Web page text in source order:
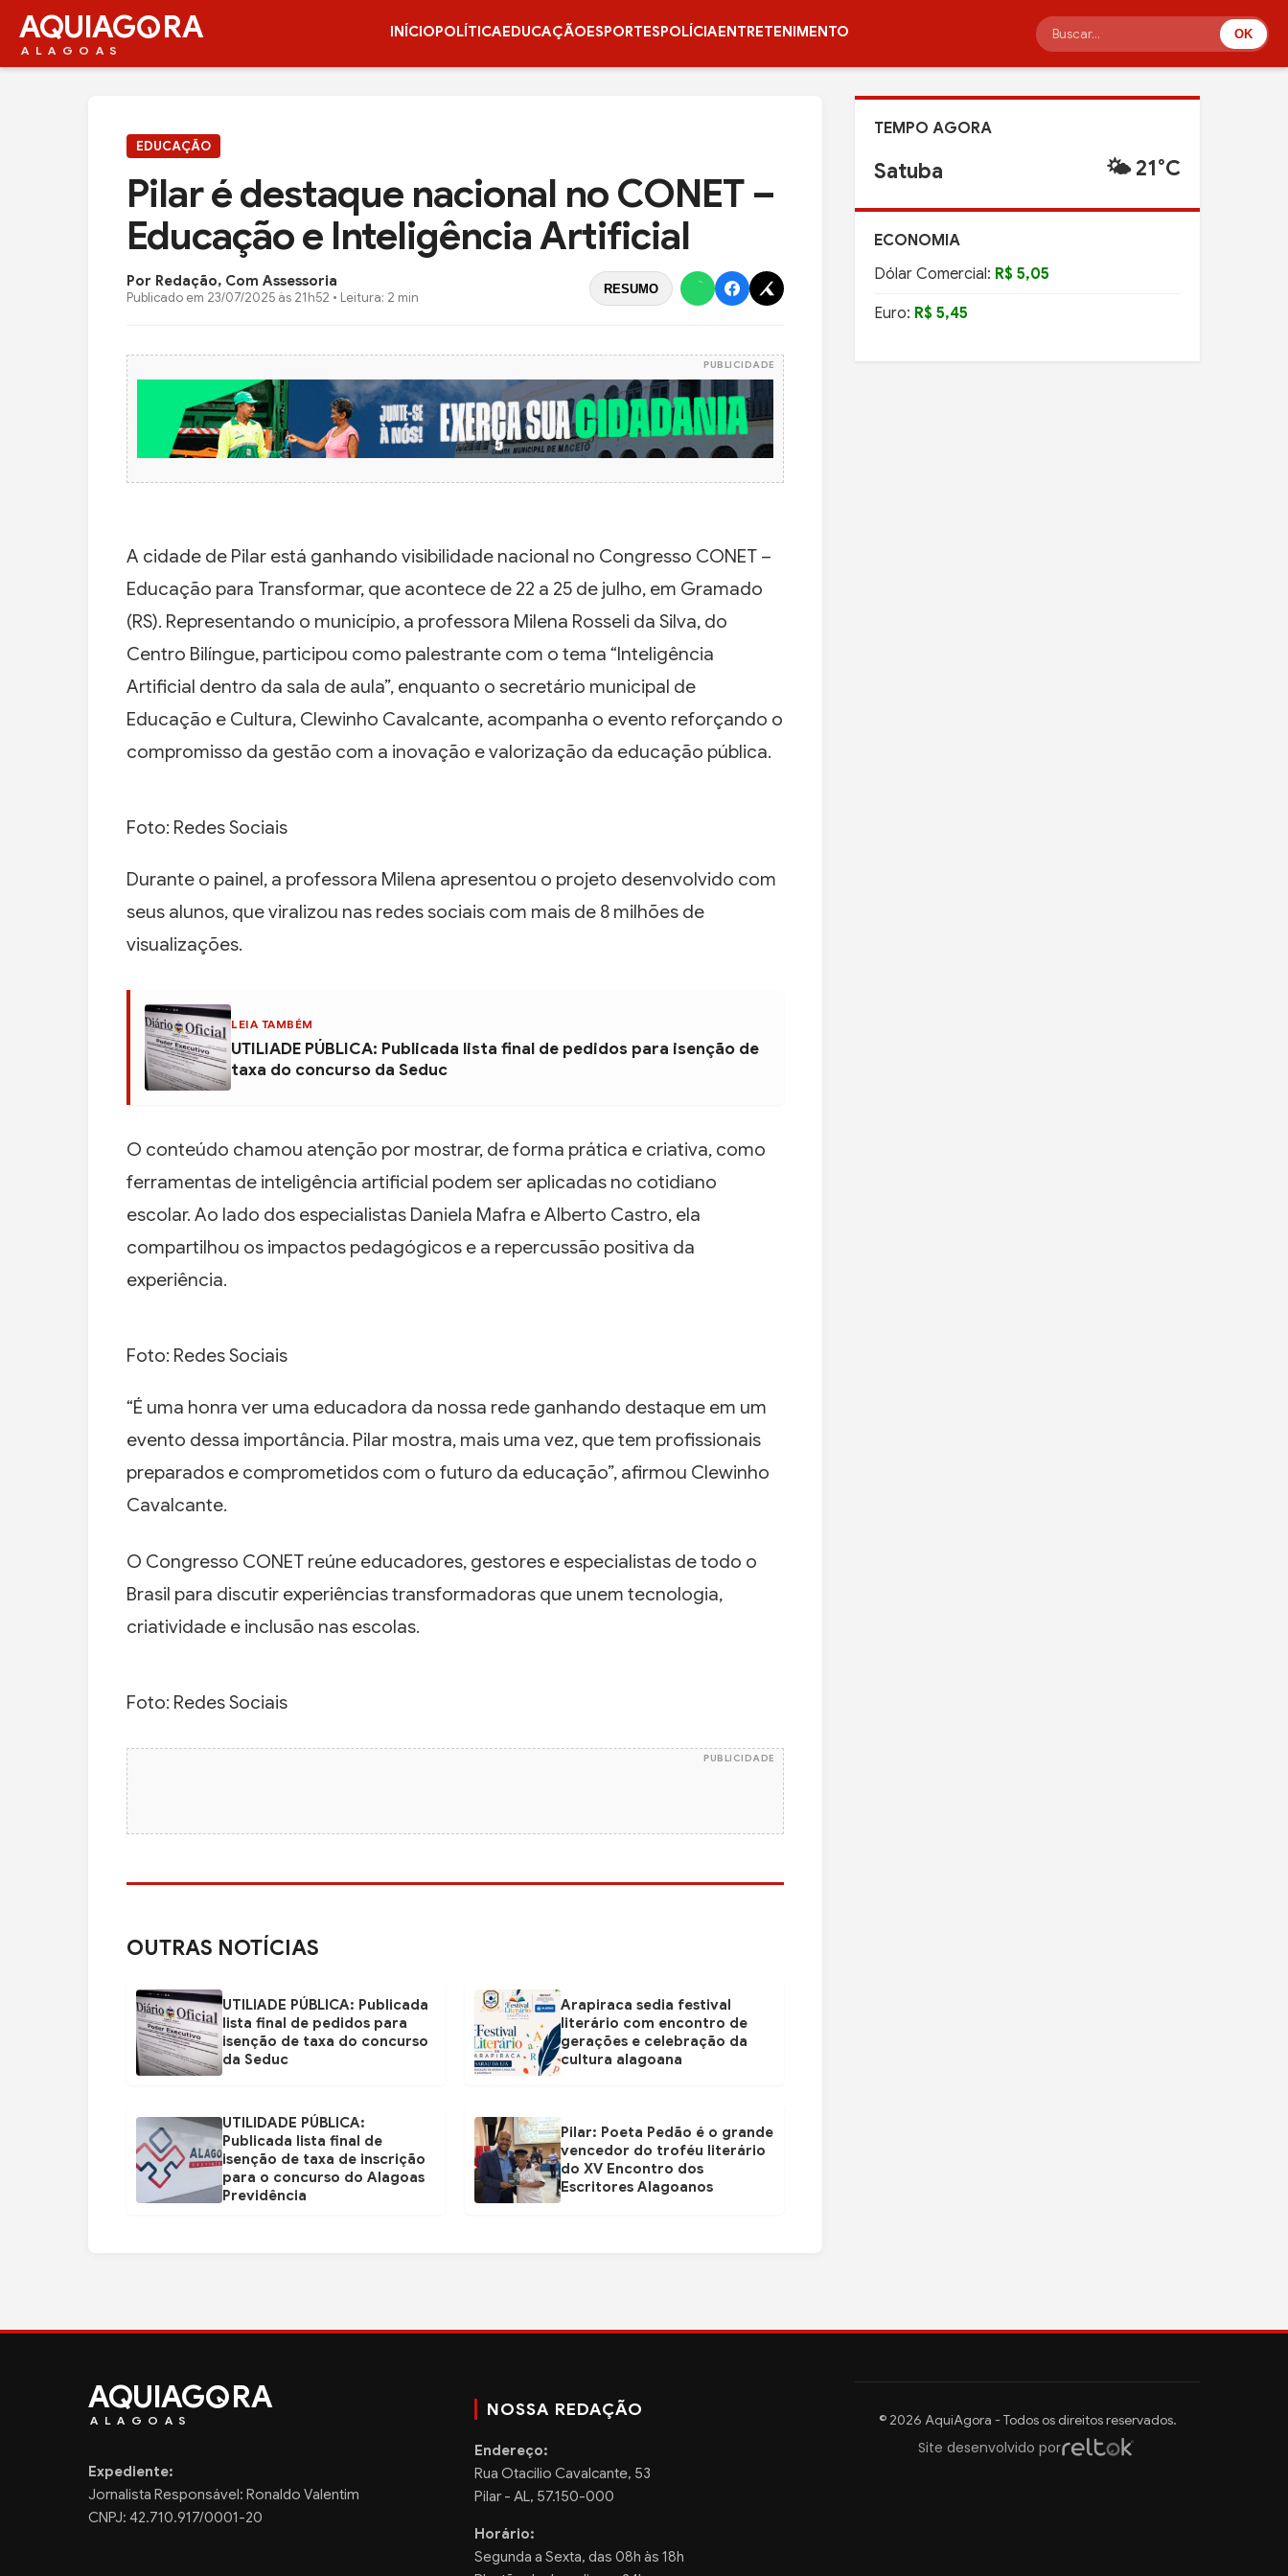
AQUIAG RA
ALAGOAS
INÍCIOPOLÍTICAEDUCAÇÃOESPORTESPOLÍCIAENTRETENIMENTO OK
EDUCAÇÃO
Pilar é destaque nacional no CONET –
Educação e Inteligência Artificial
Por Redação, Com Assessoria
Publicado em 23/07/2025 às 21h52 • Leitura: 2 min
RESUMO
PUBLICIDADE
A cidade de Pilar está ganhando visibilidade nacional no Congresso CONET –
Educação para Transformar, que acontece de 22 a 25 de julho, em Gramado
(RS). Representando o município, a professora Milena Rosseli da Silva, do
Centro Bilíngue, participou como palestrante com o tema “Inteligência
Artificial dentro da sala de aula”, enquanto o secretário municipal de
Educação e Cultura, Clewinho Cavalcante, acompanha o evento reforçando o
compromisso da gestão com a inovação e valorização da educação pública.
Foto: Redes Sociais
Durante o painel, a professora Milena apresentou o projeto desenvolvido com
seus alunos, que viralizou nas redes sociais com mais de 8 milhões de
visualizações.
LEIA TAMBÉM
UTILIADE PÚBLICA: Publicada lista final de pedidos para isenção de
taxa do concurso da Seduc
O conteúdo chamou atenção por mostrar, de forma prática e criativa, como
ferramentas de inteligência artificial podem ser aplicadas no cotidiano
escolar. Ao lado dos especialistas Daniela Mafra e Alberto Castro, ela
compartilhou os impactos pedagógicos e a repercussão positiva da
experiência.
Foto: Redes Sociais
“É uma honra ver uma educadora da nossa rede ganhando destaque em um
evento dessa importância. Pilar mostra, mais uma vez, que tem profissionais
preparados e comprometidos com o futuro da educação”, afirmou Clewinho
Cavalcante.
O Congresso CONET reúne educadores, gestores e especialistas de todo o
Brasil para discutir experiências transformadoras que unem tecnologia,
criatividade e inclusão nas escolas.
Foto: Redes Sociais
PUBLICIDADE
OUTRAS NOTÍCIAS
UTILIADE PÚBLICA: Publicada
lista final de pedidos para
isenção de taxa do concurso
da Seduc
Arapiraca sedia festival
literário com encontro de
gerações e celebração da
cultura alagoana
UTILIDADE PÚBLICA:
Publicada lista final de
isenção de taxa de inscrição
para o concurso do Alagoas
Previdência
Pilar: Poeta Pedão é o grande
vencedor do troféu literário
do XV Encontro dos
Escritores Alagoanos
TEMPO AGORA
Satuba 🌤️ 21°C
ECONOMIA
Dólar Comercial: R$ 5,05
Euro: R$ 5,45
AQUIAG RA
ALAGOAS
Expediente:
Jornalista Responsável: Ronaldo Valentim
CNPJ: 42.710.917/0001-20
NOSSA REDAÇÃO
Endereço:
Rua Otacilio Cavalcante, 53
Pilar - AL, 57.150-000
Horário:
Segunda a Sexta, das 08h às 18h
© 2026 AquiAgora - Todos os direitos reservados.
Site desenvolvido por